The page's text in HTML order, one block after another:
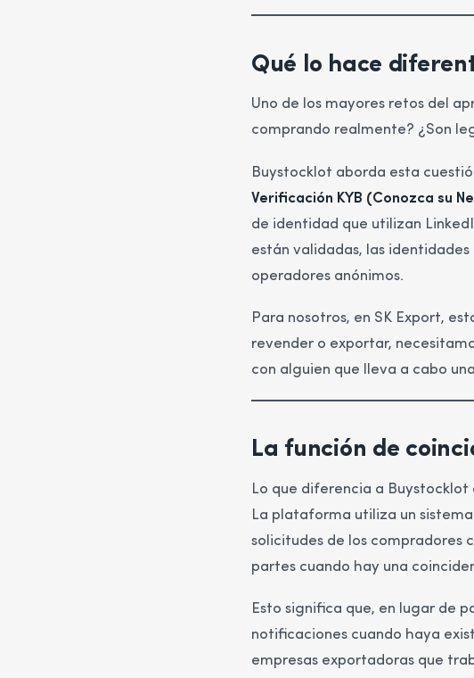
Qué lo hace
Uno de los mayores retos del
comprando realmente? ¿Son
Buystocklot aborda esta
Verificación KYB (Conozca su
de identidad que utilizan
están validadas, las
operadores anónimos.
Para nosotros, en SK Export,
revender o exportar,
con alguien que lleva a cabo
La función de
Lo que diferencia a
La plataforma utiliza un
solicitudes de los compradores
partes cuando hay una
Esto significa que, en lugar de
notificaciones cuando haya
empresas exportadoras que